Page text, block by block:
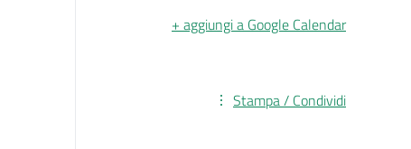
+ aggiungi a Google Calendar
Stampa / Condividi